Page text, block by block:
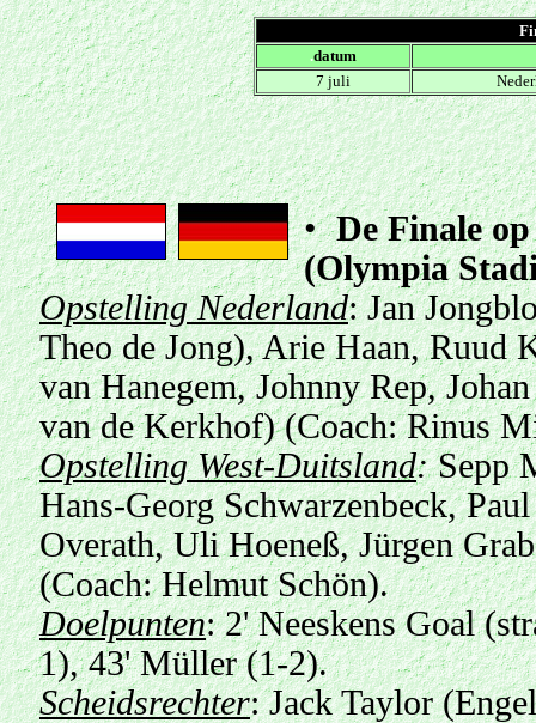
.datum
7 juli
•De Finale
(Olympia
Opstelling Nederland: Jan
Theo de Jong), Arie Haan, Ruud
van Hanegem, Johnny Rep,
van de Kerkhof) (Coach: Rinus
Opstelling West-Duitsland:Sepp
Hans-Georg Schwarzenbeck,
Overath, Uli Hoeneß, Jürgen
(Coach: Helmut Schön).
Doelpunten: 2' Neeskens Goal
1), 43' Müller (1-2).
Scheidsrechter: Jack Taylor